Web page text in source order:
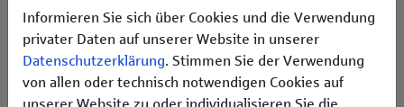
Informieren Sie sich über Cookies und die Verwendung
privater Daten auf unserer Website in unserer
Datenschutzerklärung. Stimmen Sie der Verwendung
von allen oder technisch notwendigen Cookies auf
unserer Website zu oder individualisieren Sie die